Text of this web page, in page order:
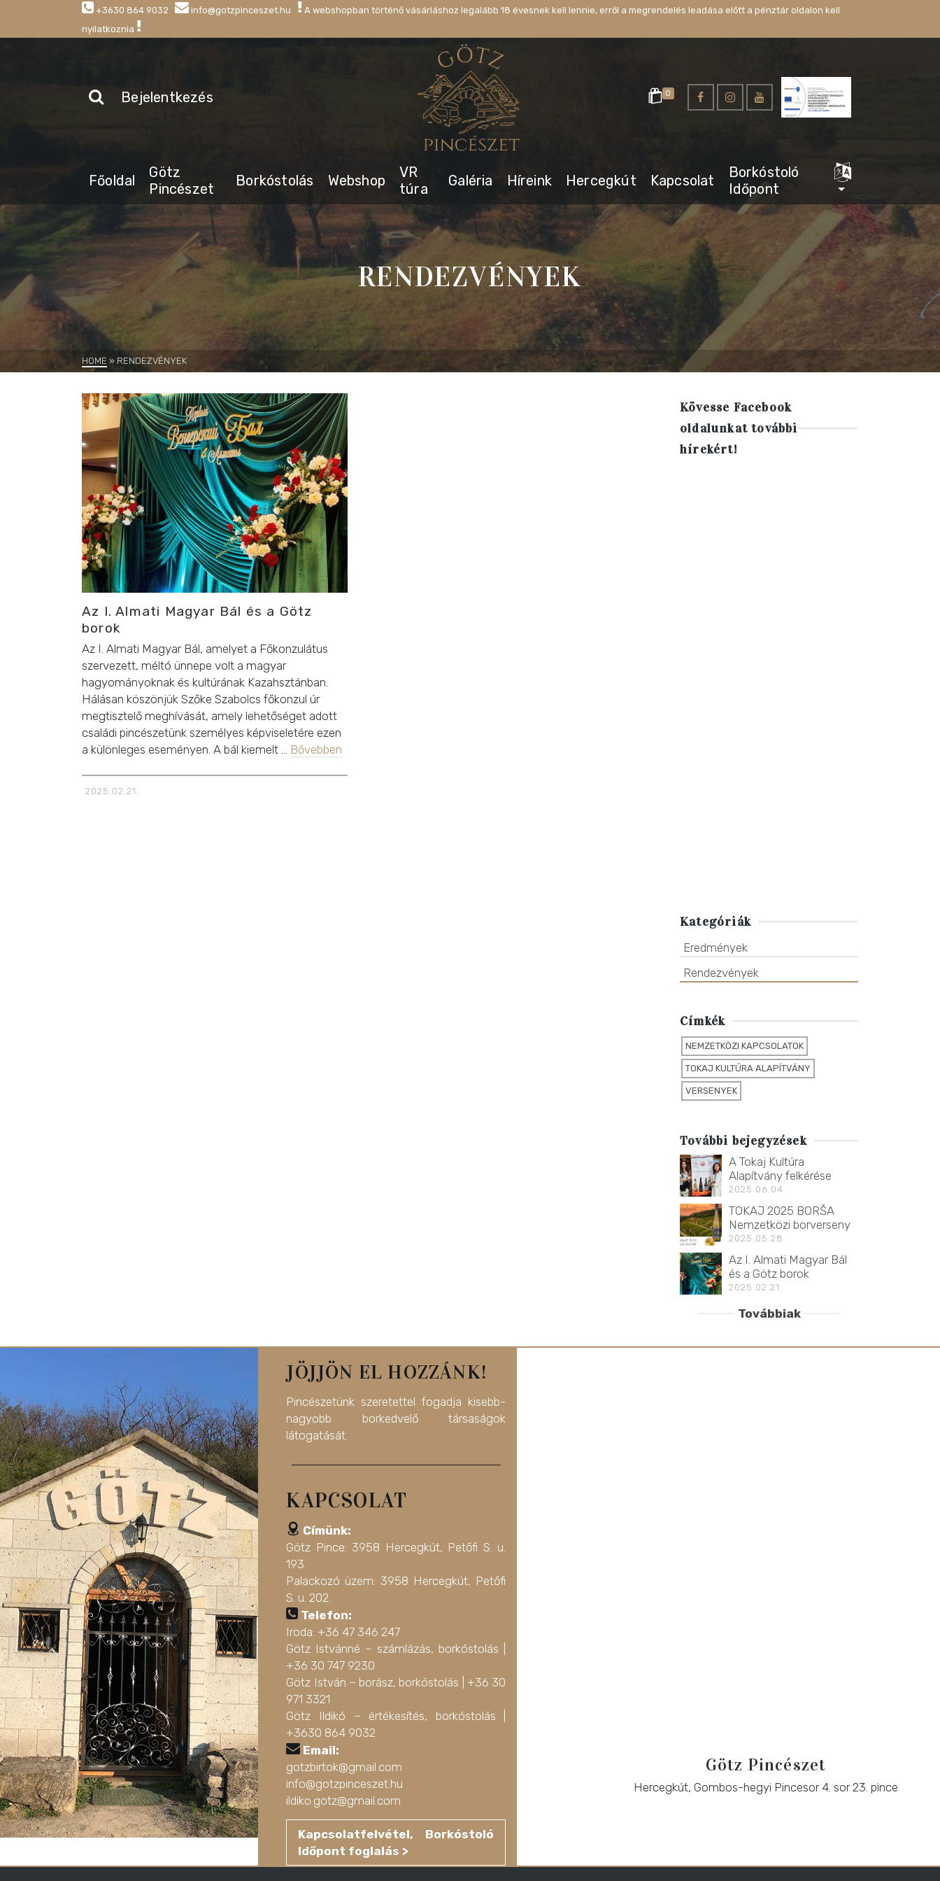
+3630 864 9032 info@gotzpinceszet.hu
A webshopban történő vásárláshoz legalább 18 évesnek kell lennie, erről a megrendelés leadása előtt a pénztár oldalon kell
nyilatkoznia
Bejelentkezés 0
Főoldal
Götz
Pincészet
Borkóstolás Webshop
VR
túra
Galéria Híreink Hercegkút Kapcsolat
Borkóstoló
Időpont
RENDEZVÉNYEK
HOME » RENDEZVÉNYEK
Az I. Almati Magyar Bál és a Götz
borok
Az I. Almati Magyar Bál, amelyet a Főkonzulátus
szervezett, méltó ünnepe volt a magyar
hagyományoknak és kultúrának Kazahsztánban.
Hálásan köszönjük Szőke Szabolcs főkonzul úr
megtisztelő meghívását, amely lehetőséget adott
családi pincészetünk személyes képviseletére ezen
a különleges eseményen. A bál kiemelt … Bővebben
2025.02.21.
Kövesse Facebook
oldalunkat további
hírekért!
Kategóriák
Eredmények
Rendezvények
Címkék
NEMZETKÖZI KAPCSOLATOK
TOKAJ KULTÚRA ALAPÍTVÁNY
VERSENYEK
További bejegyzések
A Tokaj Kultúra
Alapítvány felkérése
2025.06.04.
TOKAJ 2025 BORŠA
Nemzetközi borverseny
2025.05.28.
Az I. Almati Magyar Bál
és a Götz borok
2025.02.21.
Továbbiak
JÖJJÖN EL HOZZÁNK!
Pincészetünk szeretettel fogadja kisebb-
nagyobb borkedvelő társaságok
látogatását.
KAPCSOLAT
Címünk:
Götz Pince: 3958 Hercegkút, Petőfi S. u.
193.
Palackozó üzem: 3958 Hercegkút, Petőfi
S. u. 202.
Telefon:
Iroda: +36 47 346 247
Götz Istvánné – számlázás, borkóstolás |
+36 30 747 9230
Götz István – borász, borkóstolás | +36 30
971 3321
Götz Ildikó – értékesítés, borkóstolás |
+3630 864 9032
Email:
gotzbirtok@gmail.com
info@gotzpinceszet.hu
ildiko.gotz@gmail.com
Kapcsolatfelvétel, Borkóstoló
Időpont foglalás >
Götz Pincészet
Hercegkút, Gombos-hegyi Pincesor 4. sor 23. pince